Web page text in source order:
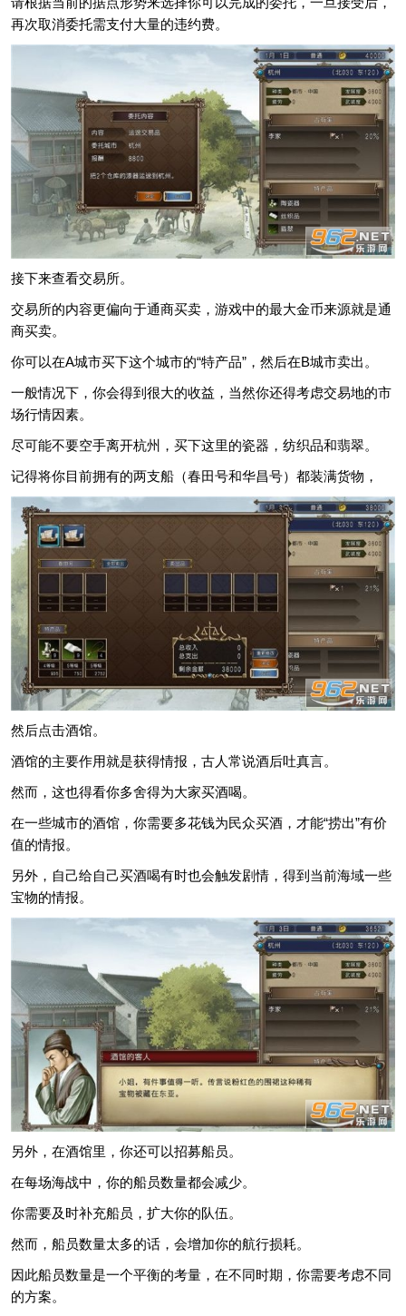
再次取消委托需支付大量的违约费。
接下来查看交易所。
交易所的内容更偏向于通商买卖，游戏中的最大金币来源就是通
商买卖。
你可以在A城市买下这个城市的“特产品”，然后在B城市卖出。
一般情况下，你会得到很大的收益，当然你还得考虑交易地的市
场行情因素。
尽可能不要空手离开杭州，买下这里的瓷器，纺织品和翡翠。
记得将你目前拥有的两支船（春田号和华昌号）都装满货物，
然后点击酒馆。
酒馆的主要作用就是获得情报，古人常说酒后吐真言。
然而，这也得看你多舍得为大家买酒喝。
在一些城市的酒馆，你需要多花钱为民众买酒，才能“捞出”有价
值的情报。
另外，自己给自己买酒喝有时也会触发剧情，得到当前海域一些
宝物的情报。
另外，在酒馆里，你还可以招募船员。
在每场海战中，你的船员数量都会减少。
你需要及时补充船员，扩大你的队伍。
然而，船员数量太多的话，会增加你的航行损耗。
因此船员数量是一个平衡的考量，在不同时期，你需要考虑不同
的方案。